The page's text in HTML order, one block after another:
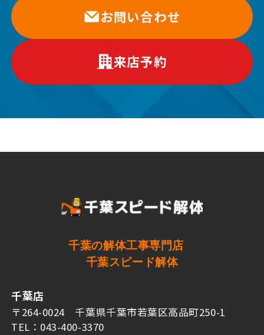
お問い合わせ
来店予約
千葉の解体工事専門店
千葉スピード解体
千葉店
〒264-0024 千葉県千葉市若葉区高品町250-1
TEL：043-400-3370